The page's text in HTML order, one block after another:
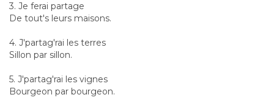
3. Je ferai partage
De tout's leurs maisons.
4. J'partag'rai les terres
Sillon par sillon.
5. J'partag'rai les vignes
Bourgeon par bourgeon.